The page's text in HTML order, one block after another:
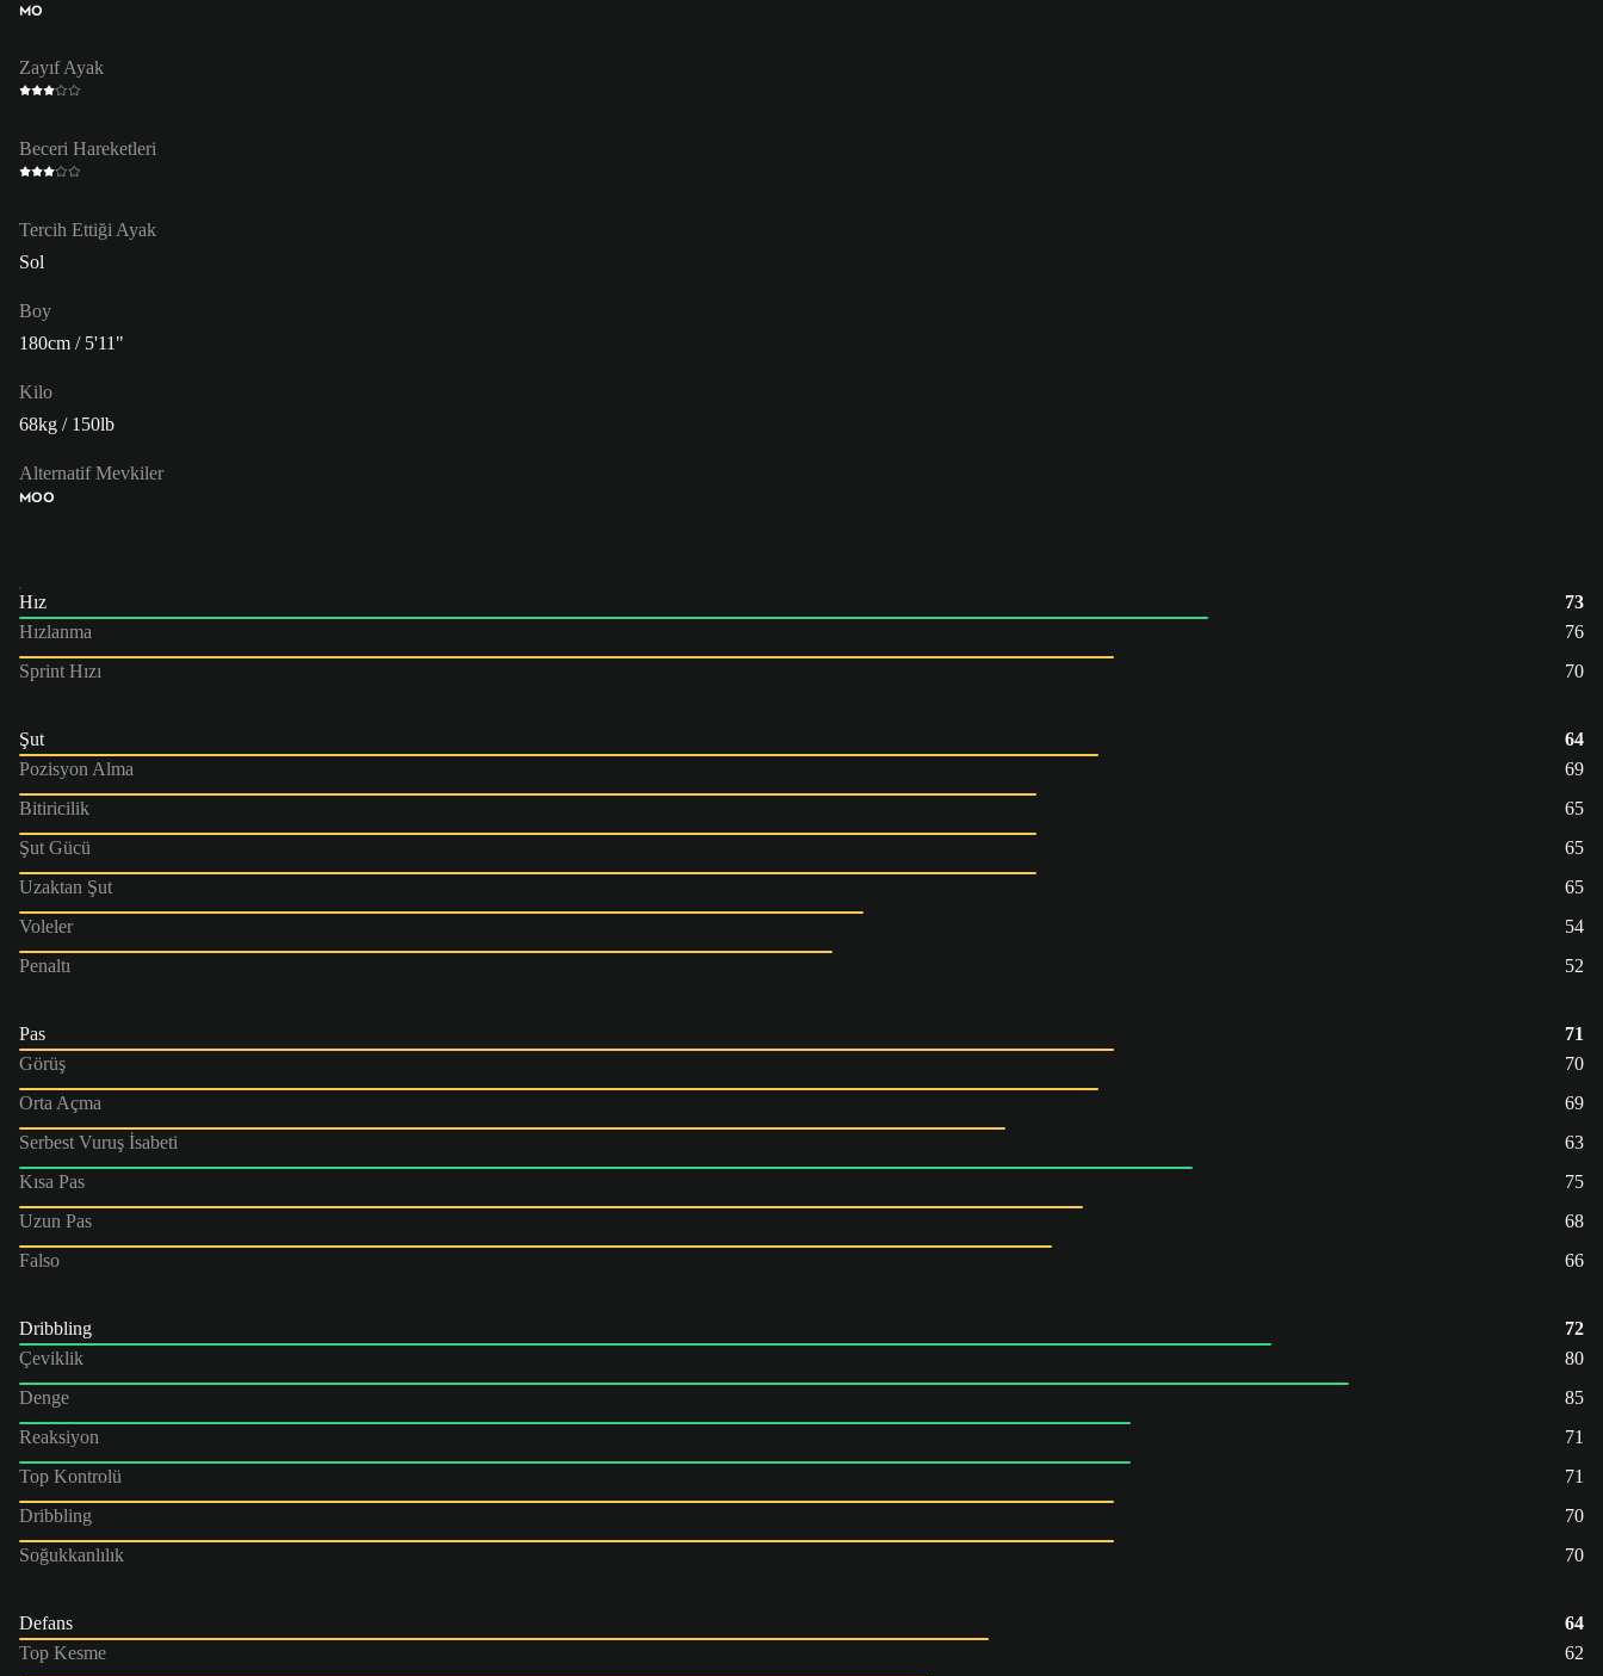
MO
Zayıf Ayak
Beceri Hareketleri
Tercih Ettiği Ayak
Sol
Boy
180cm / 5'11"
Kilo
68kg / 150lb
Alternatif Mevkiler
MOO
Hız
73
Hızlanma
76
Sprint Hızı
70
Şut
64
Pozisyon Alma
69
Bitiricilik
65
Şut Gücü
65
Uzaktan Şut
65
Voleler
54
Penaltı
52
Pas
71
Görüş
70
Orta Açma
69
Serbest Vuruş İsabeti
63
Kısa Pas
75
Uzun Pas
68
Falso
66
Dribbling
72
Çeviklik
80
Denge
85
Reaksiyon
71
Top Kontrolü
71
Dribbling
70
Soğukkanlılık
70
Defans
64
Top Kesme
62